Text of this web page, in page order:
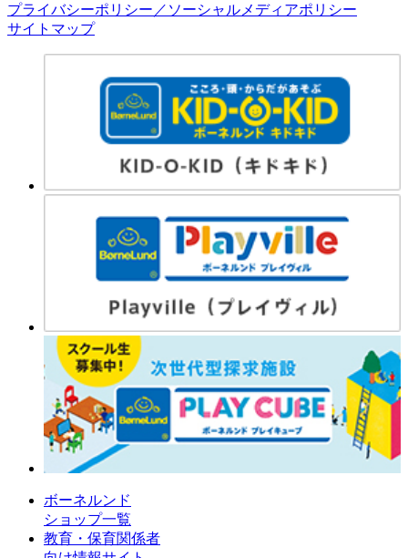
プライバシーポリシー／ソーシャルメディアポリシー
サイトマップ
ボーネルンド
ショップ一覧
教育・保育関係者